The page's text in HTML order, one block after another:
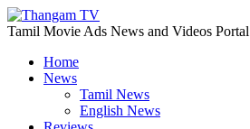
Tamil Movie Ads News and Videos Portal
Home
News
Tamil News
English News